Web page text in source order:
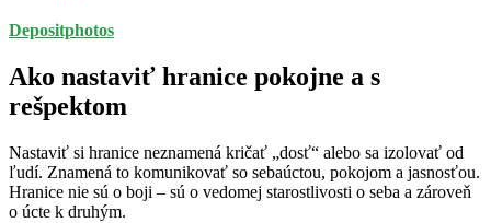
Depositphotos
Ako nastaviť hranice pokojne a s
rešpektom
Nastaviť si hranice neznamená kričať „dosť“ alebo sa izolovať od
ľudí. Znamená to komunikovať so sebaúctou, pokojom a jasnosťou.
Hranice nie sú o boji – sú o vedomej starostlivosti o seba a zároveň
o úcte k druhým.